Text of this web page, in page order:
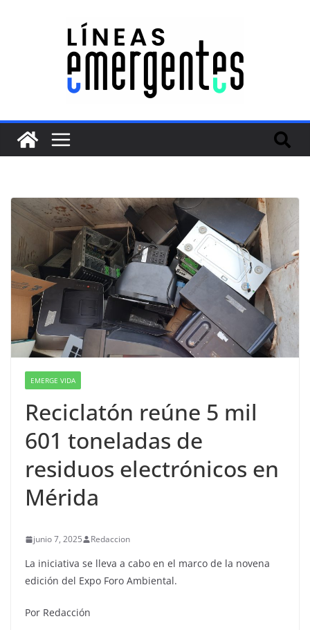
EMERGE VIDA
Reciclatón reúne 5 mil
601 toneladas de
residuos electrónicos en
Mérida
junio 7, 2025 Redaccion
La iniciativa se lleva a cabo en el marco de la novena
edición del Expo Foro Ambiental.
Por Redacción